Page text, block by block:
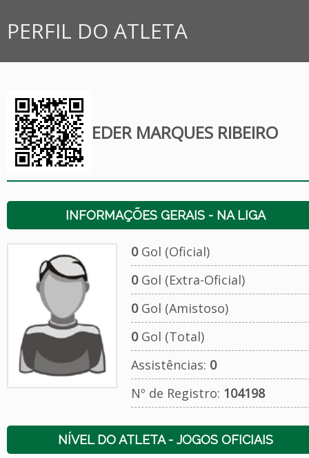
PERFIL DO ATLETA
EDER MARQUES RIBEIRO
INFORMAÇÕES GERAIS - NA LIGA
0Gol (Oficial)
0Gol (Extra-Oficial)
0Gol (Amistoso)
0Gol (Total)
Assistências: 0
Nº de Registro: 104198
NÍVEL DO ATLETA - JOGOS OFICIAIS